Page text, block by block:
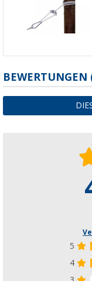
BEWERTUNGEN
5
4